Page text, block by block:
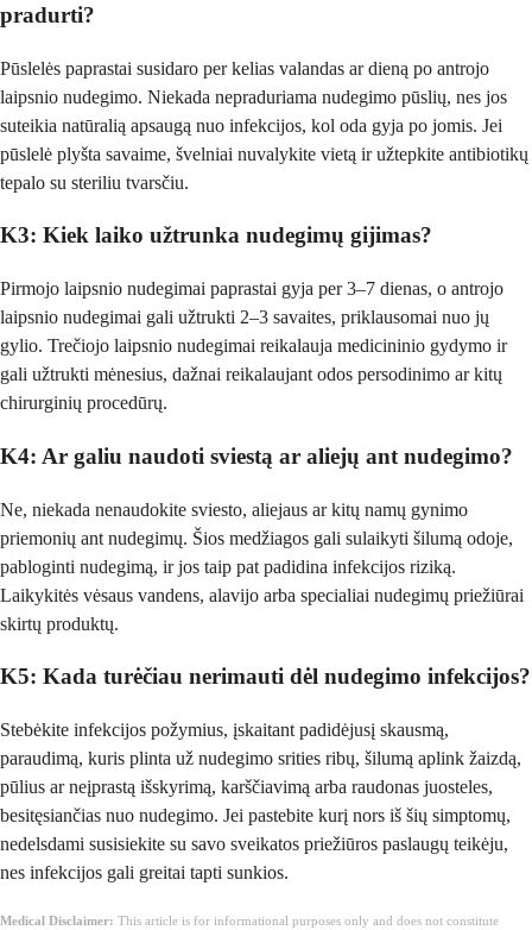
pradurti?
Pūslelės paprastai susidaro per kelias valandas ar dieną po antrojo
laipsnio nudegimo. Niekada nepraduriama nudegimo pūslių, nes jos
suteikia natūralią apsaugą nuo infekcijos, kol oda gyja po jomis. Jei
pūslelė plyšta savaime, švelniai nuvalykite vietą ir užtepkite antibiotikų
tepalo su steriliu tvarsčiu.
K3: Kiek laiko užtrunka nudegimų gijimas?
Pirmojo laipsnio nudegimai paprastai gyja per 3–7 dienas, o antrojo
laipsnio nudegimai gali užtrukti 2–3 savaites, priklausomai nuo jų
gylio. Trečiojo laipsnio nudegimai reikalauja medicininio gydymo ir
gali užtrukti mėnesius, dažnai reikalaujant odos persodinimo ar kitų
chirurginių procedūrų.
K4: Ar galiu naudoti sviestą ar aliejų ant nudegimo?
Ne, niekada nenaudokite sviesto, aliejaus ar kitų namų gynimo
priemonių ant nudegimų. Šios medžiagos gali sulaikyti šilumą odoje,
pabloginti nudegimą, ir jos taip pat padidina infekcijos riziką.
Laikykitės vėsaus vandens, alavijo arba specialiai nudegimų priežiūrai
skirtų produktų.
K5: Kada turėčiau nerimauti dėl nudegimo infekcijos?
Stebėkite infekcijos požymius, įskaitant padidėjusį skausmą,
paraudimą, kuris plinta už nudegimo srities ribų, šilumą aplink žaizdą,
pūlius ar neįprastą išskyrimą, karščiavimą arba raudonas juosteles,
besitęsiančias nuo nudegimo. Jei pastebite kurį nors iš šių simptomų,
nedelsdami susisiekite su savo sveikatos priežiūros paslaugų teikėju,
nes infekcijos gali greitai tapti sunkios.
Medical Disclaimer: This article is for informational purposes only and does not constitute